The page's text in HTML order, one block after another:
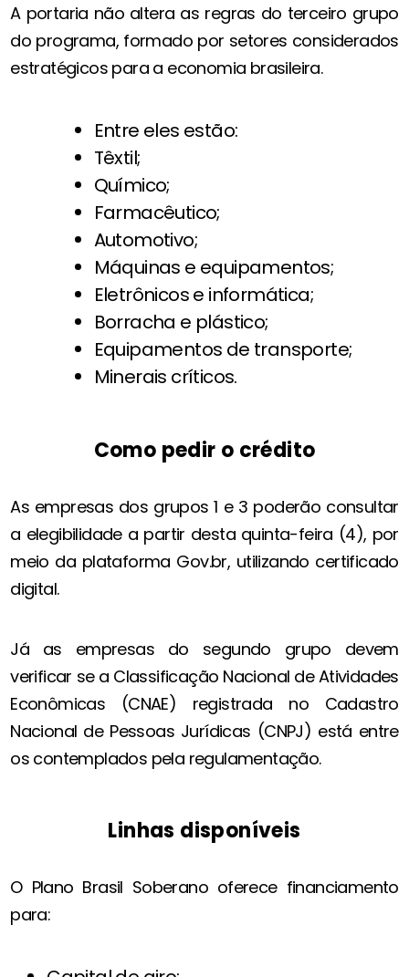
A portaria não altera as regras do terceiro grupo
do programa, formado por setores considerados
estratégicos para a economia brasileira.
Entre eles estão:
Têxtil;
Químico;
Farmacêutico;
Automotivo;
Máquinas e equipamentos;
Eletrônicos e informática;
Borracha e plástico;
Equipamentos de transporte;
Minerais críticos.
Como pedir o crédito
As empresas dos grupos 1 e 3 poderão consultar
a elegibilidade a partir desta quinta-feira (4), por
meio da plataforma Gov.br, utilizando certificado
digital.
Já as empresas do segundo grupo devem
verificar se a Classificação Nacional de Atividades
Econômicas (CNAE) registrada no Cadastro
Nacional de Pessoas Jurídicas (CNPJ) está entre
os contemplados pela regulamentação.
Linhas disponíveis
O Plano Brasil Soberano oferece financiamento
para: